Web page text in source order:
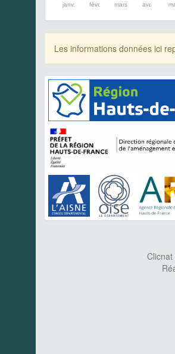
janv. févr. mars avr.
Les informations données ici